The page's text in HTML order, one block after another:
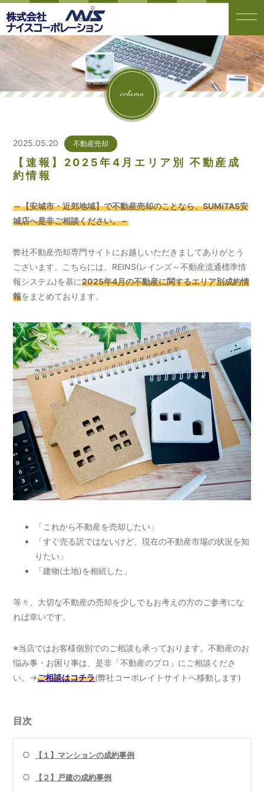
column
2025.05.20 不動産売却
【速報】2025年4月エリア別 不動産成
約情報
～【安城市・近郊地域】で不動産売却のことなら、SUMiTAS安
城店へ是非ご相談ください。～
弊社不動産売却専門サイトにお越しいただきましてありがとう
ございます。こちらには、REINS(レインズ～不動産流通標準情
報システム)を基に2025年4月の不動産に関するエリア別成約情
報をまとめております。
「これから不動産を売却したい」
「すぐ売る訳ではないけど、現在の不動産市場の状況を知
りたい」
「建物(土地)を相続した」
等々、大切な不動産の売却を少しでもお考えの方のご参考にな
れば幸いです。
※当店ではお客様個別でのご相談も承っております。不動産のお
悩み事・お困り事は、是非「不動産のプロ」にご相談くださ
い。→ご相談はコチラ(弊社コーポレイトサイトへ移動します)
目次
○ 【１】マンションの成約事例
○ 【２】戸建の成約事例